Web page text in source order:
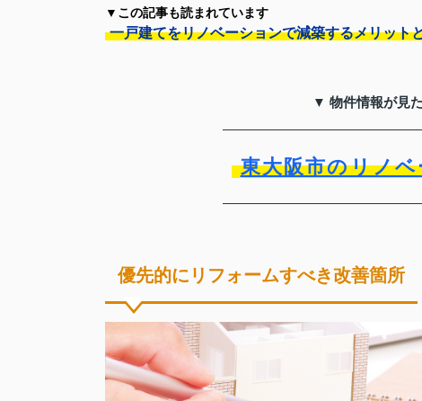
▼この記事も読まれています
一戸建てをリノベーションで減築するメリット
▼ 物件情報が見
東大阪市のリノ
優先的にリフォームすべき改善箇所